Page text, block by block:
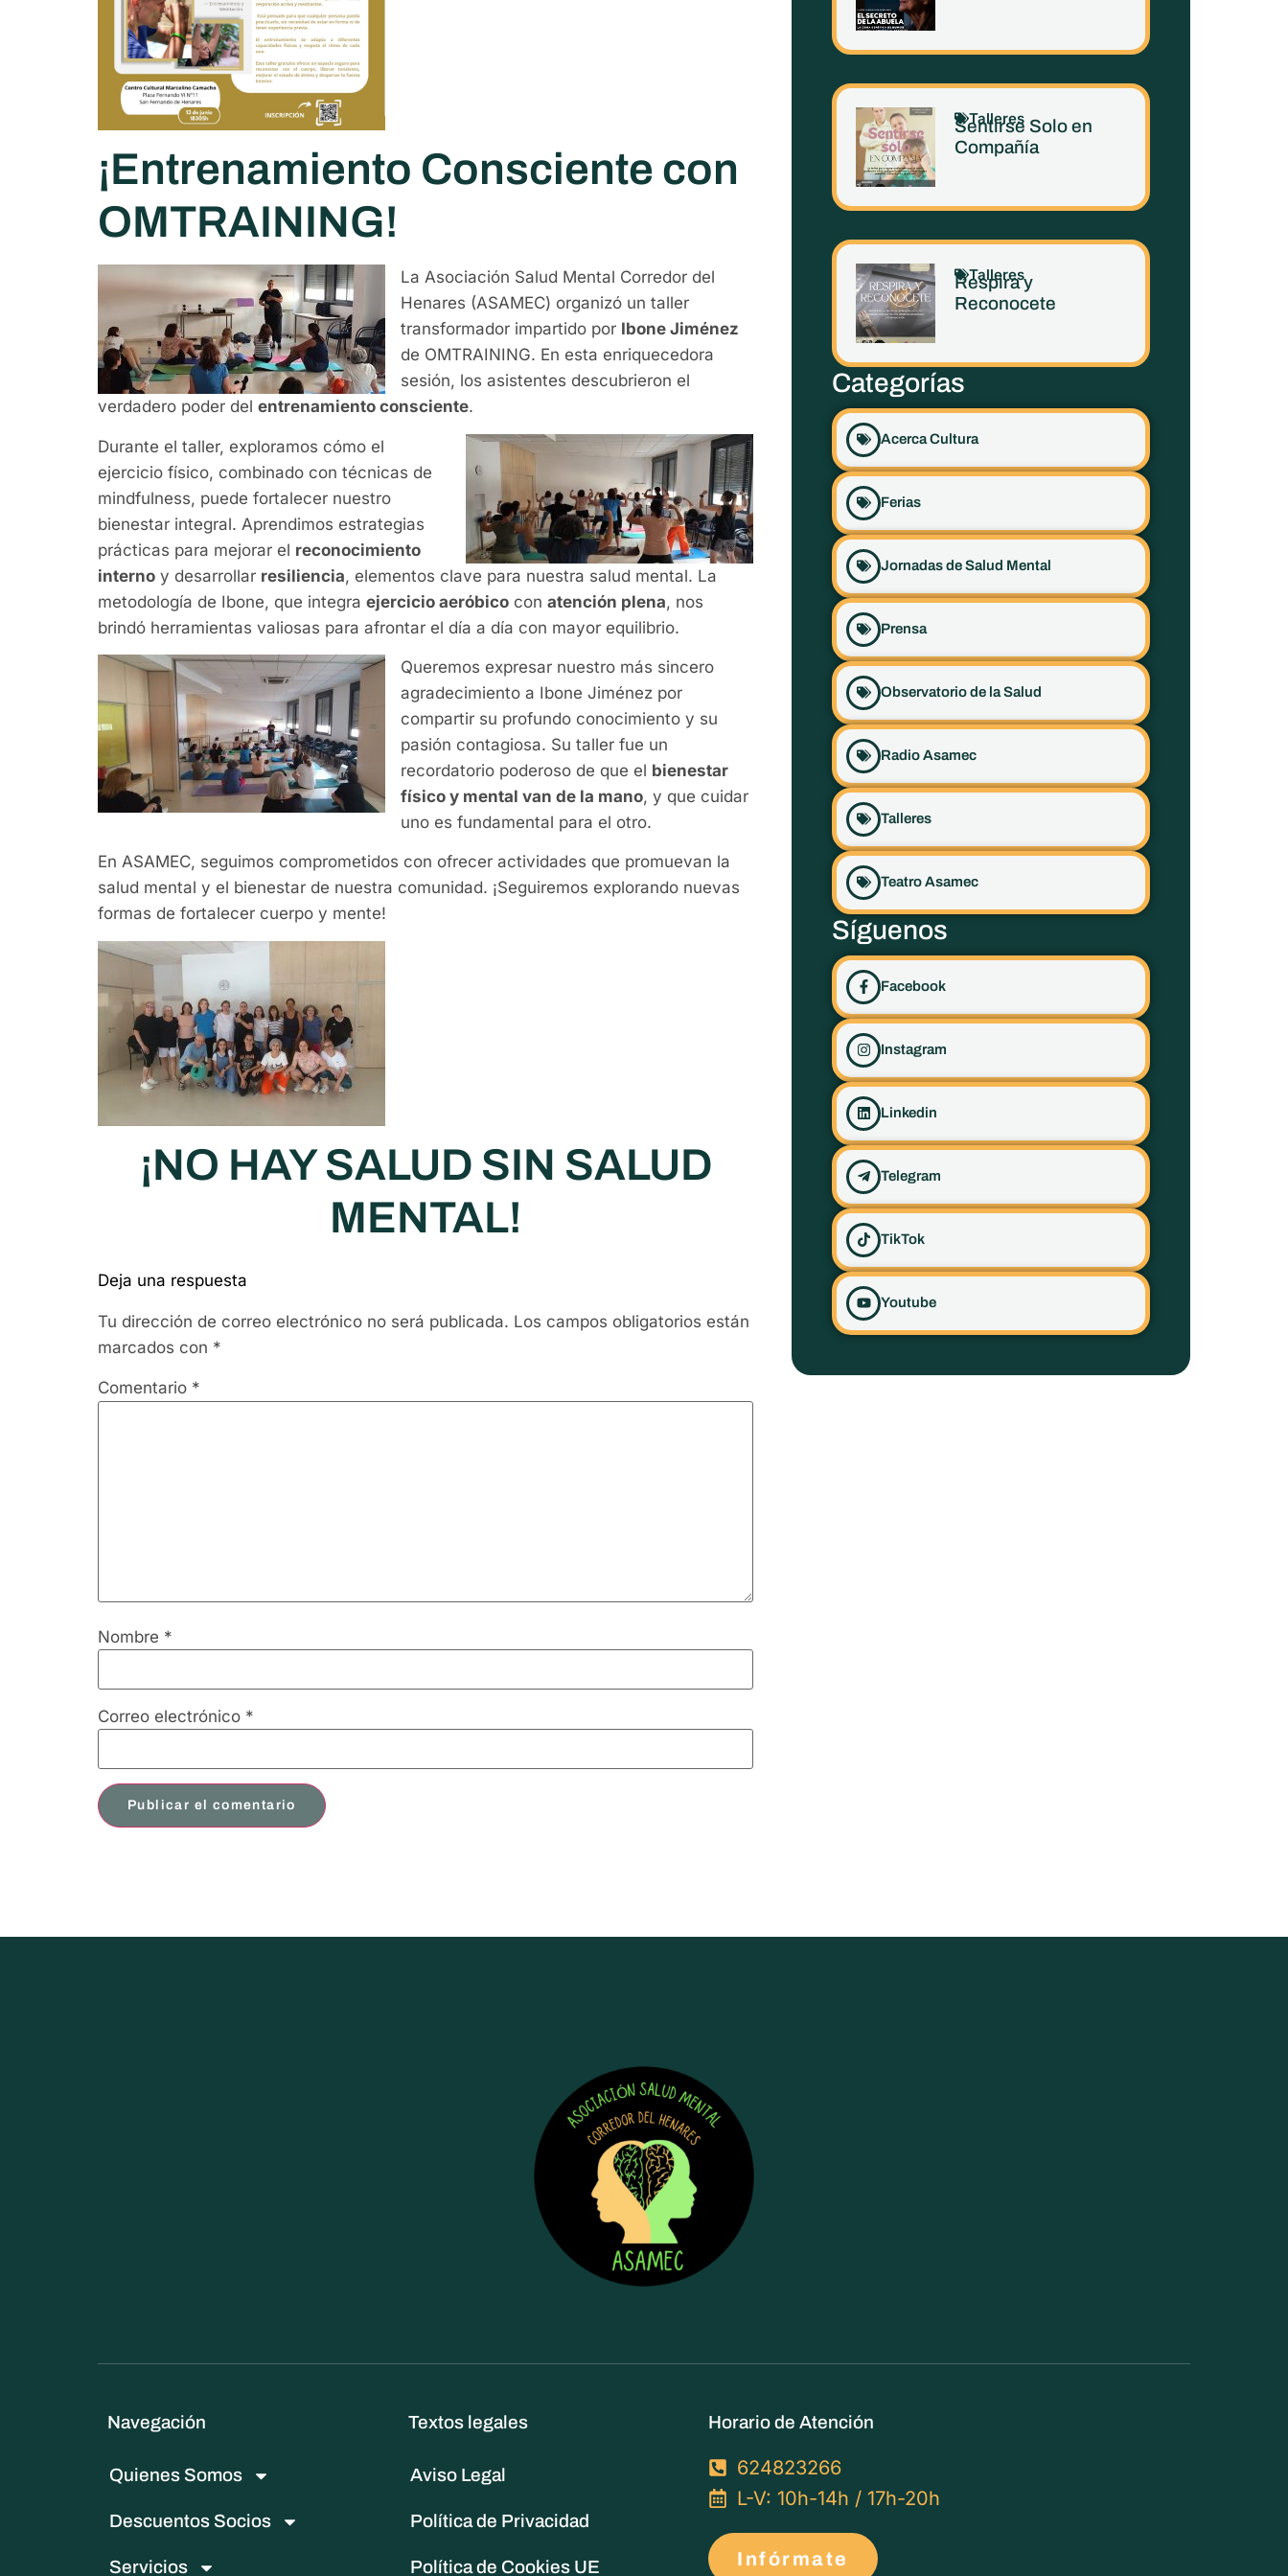
¡Entrenamiento Consciente con
OMTRAINING!
La Asociación Salud Mental Corredor del
Henares (ASAMEC) organizó un taller
transformador impartido por Ibone Jiménez
de OMTRAINING. En esta enriquecedora
sesión, los asistentes descubrieron el
verdadero poder del entrenamiento consciente.
Durante el taller, exploramos cómo el
ejercicio físico, combinado con técnicas de
mindfulness, puede fortalecer nuestro
bienestar integral. Aprendimos estrategias
prácticas para mejorar el reconocimiento
interno y desarrollar resiliencia, elementos clave para nuestra salud mental. La
metodología de Ibone, que integra ejercicio aeróbico con atención plena, nos
brindó herramientas valiosas para afrontar el día a día con mayor equilibrio.
Queremos expresar nuestro más sincero
agradecimiento a Ibone Jiménez por
compartir su profundo conocimiento y su
pasión contagiosa. Su taller fue un
recordatorio poderoso de que el bienestar
físico y mental van de la mano, y que cuidar
uno es fundamental para el otro.
En ASAMEC, seguimos comprometidos con ofrecer actividades que promuevan la
salud mental y el bienestar de nuestra comunidad. ¡Seguiremos explorando nuevas
formas de fortalecer cuerpo y mente!
¡NO HAY SALUD SIN SALUD
MENTAL!
Deja una respuesta
Tu dirección de correo electrónico no será publicada. Los campos obligatorios están
marcados con *
Comentario *
Nombre *
Correo electrónico *
Talleres
Sentirse Solo en
Compañía
Talleres
Respira y
Reconocete
Categorías
Acerca Cultura
Ferias
Jornadas de Salud Mental
Prensa
Observatorio de la Salud
Radio Asamec
Talleres
Teatro Asamec
Síguenos
Facebook
Instagram
Linkedin
Telegram
TikTok
Youtube
Navegación
Quienes Somos
Descuentos Socios
Servicios
Textos legales
Aviso Legal
Política de Privacidad
Política de Cookies UE
Horario de Atención
624823266
L-V: 10h-14h / 17h-20h
Infórmate